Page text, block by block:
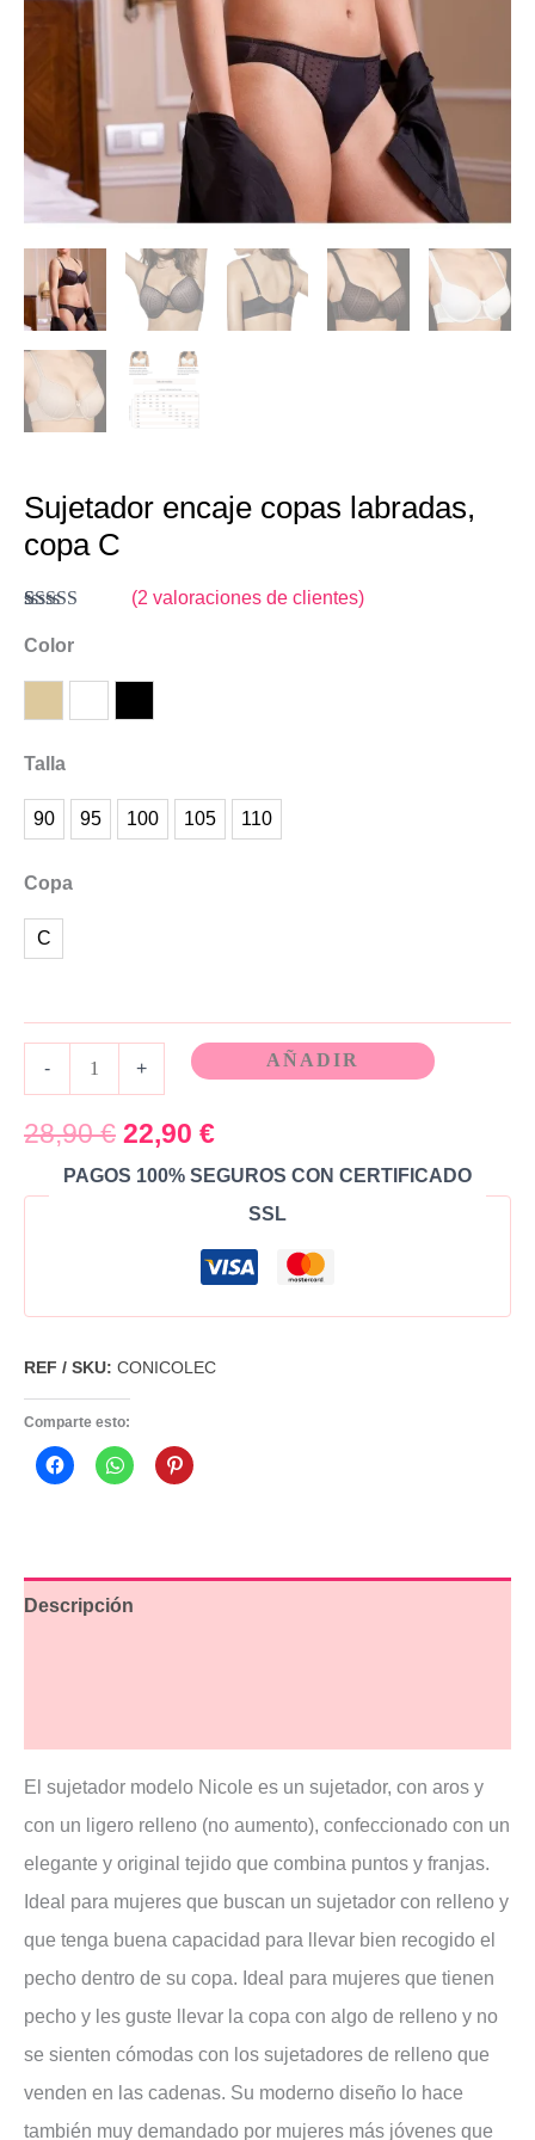
Sujetador encaje copas labradas,
copa C
con4.00
base a
de clientes
(2 valoraciones de clientes)
Color
TierraBlancoNegro
Talla
90 95 100 105 110
Copa
C
- + AÑADIR
28,90€ 22,90 €
PAGOS 100% SEGUROS CON CERTIFICADO
SSL
REF / SKU: CONICOLEC
Comparte esto:
Descripción
El sujetador modelo Nicole es un sujetador, con aros y
con un ligero relleno (no aumento), confeccionado con un
elegante y original tejido que combina puntos y franjas.
Ideal para mujeres que buscan un sujetador con relleno y
que tenga buena capacidad para llevar bien recogido el
pecho dentro de su copa. Ideal para mujeres que tienen
pecho y les guste llevar la copa con algo de relleno y no
se sienten cómodas con los sujetadores de relleno que
venden en las cadenas. Su moderno diseño lo hace
también muy demandado por mujeres más jóvenes que